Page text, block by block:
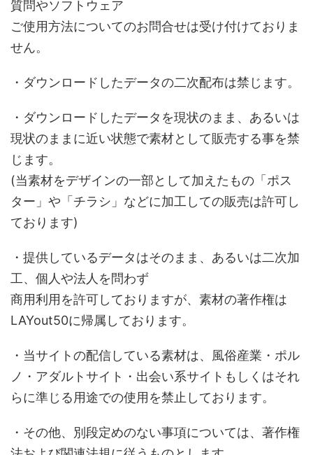
質問やソフトウェア
ご使用方法についてのお問合せは受け付けておりま
せん。
・ダウンロードしたデータの二次配布は禁じます。
・ダウンロードしたデータを現状のまま、あるいは
現状のままに近い状態で素材として販売する事を禁
じます。
(当素材をデザインの一部として加えたもの「ポス
ター」や「チラシ」などに加工しての販売は許可し
ております)
・提供しているデータはそのまま、あるいは二次加
工、個人や法人を問わず
商用利用を許可しておりますが、素材の著作権は
LAYout50に帰属しております。
・当サイトの配信している素材は、風俗産業・ポル
ノ・アダルトサイト・出会い系サイトもしくはそれ
らに準じる用途での使用を禁止しております。
・その他、別段定めのない事項については、著作権